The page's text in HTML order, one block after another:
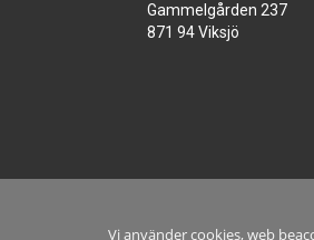
Gammelgården 237
871 94 Viksjö
Vi använder cookies, web